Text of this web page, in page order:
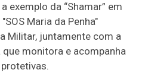
exemplo da “Shamar” em
Maria da Penha"
Militar, juntamente com a
que monitora e acompanha